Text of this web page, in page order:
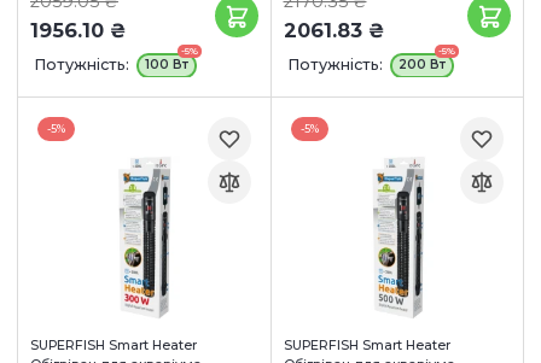
1956.10 ₴
Потужність:
-5%
100 Вт
2061.83 ₴
Потужність:
-5%
200 Вт
-5%
SUPERFISH Smart Heater
-5%
SUPERFISH Smart Heater